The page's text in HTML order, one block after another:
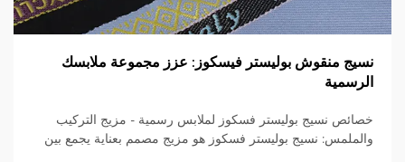
نسيج منقوش بوليستر فيسكوز: عزز مجموعة ملابسك
الرسمية
خصائص نسيج بوليستر فسكوز لملابس رسمية - مزيج التركيب
والملمس: نسيج بوليستر فسكوز هو مزيج مصمم بعناية يجمع بين